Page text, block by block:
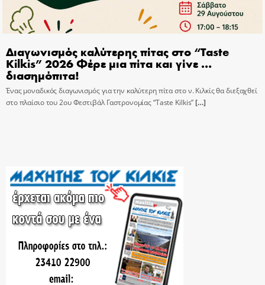
Διαγωνισμός καλύτερης πίτας στο “Taste
Kilkis” 2026 Φέρε μια πίτα και γίνε …
διασημόπιτα!
Ένας μοναδικός διαγωνισμός για την καλύτερη πίτα στο ν. Κιλκίς θα διεξαχθεί
στο πλαίσιο του 2ου Φεστιβάλ Γαστρονομίας “Taste Kilkis”[…]